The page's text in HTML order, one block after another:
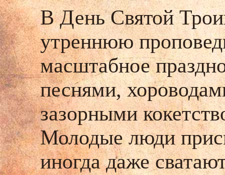
В День Святой
утреннюю
масштабное
песнями,
зазорными
Молодые люди
иногда даже